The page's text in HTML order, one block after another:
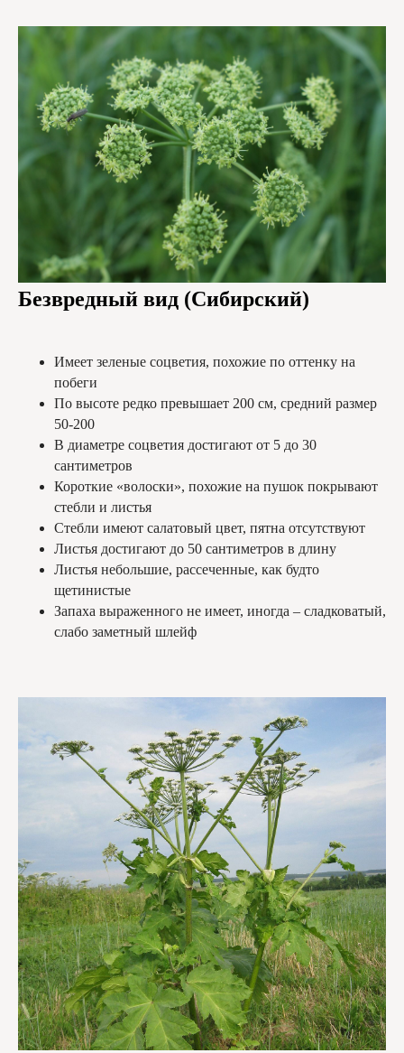
Безвредный вид (Сибирский)
Имеет зеленые соцветия, похожие по оттенку на
побеги
По высоте редко превышает 200 см, средний размер
50-200
В диаметре соцветия достигают от 5 до 30
сантиметров
Короткие «волоски», похожие на пушок покрывают
стебли и листья
Стебли имеют салатовый цвет, пятна отсутствуют
Листья достигают до 50 сантиметров в длину
Листья небольшие, рассеченные, как будто
щетинистые
Запаха выраженного не имеет, иногда – сладковатый,
слабо заметный шлейф